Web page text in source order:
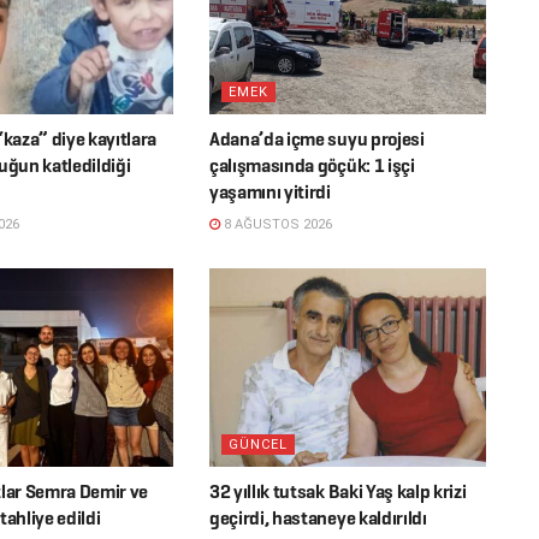
diye kayıtlara
katledildiği
EMEK
Adana’da içme suyu projesi
çalışmasında göçük: 1 işçi
yaşamını yitirdi
8 AĞUSTOS 2026
Semra Demir ve
edildi
GÜNCEL
32 yıllık tutsak Baki Yaş kalp krizi
geçirdi, hastaneye kaldırıldı